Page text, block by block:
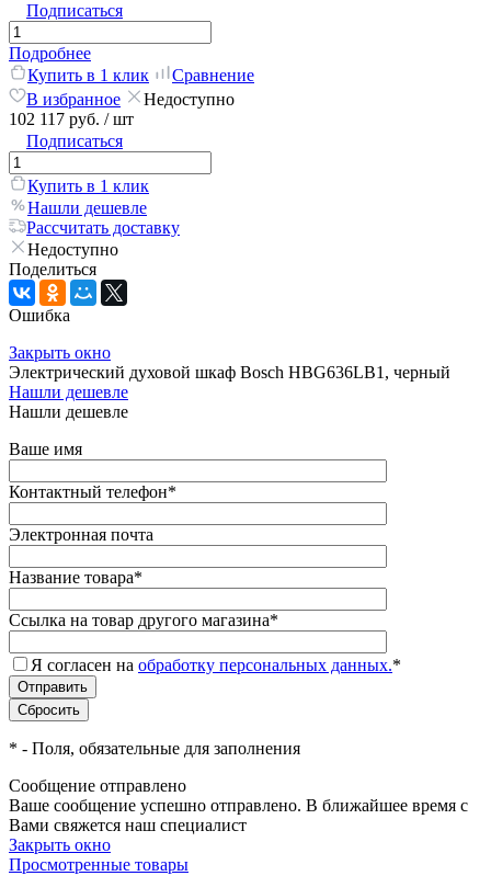
Подписаться
Подробнее
Купить в 1 клик
Сравнение
В избранное
Недоступно
102 117 руб. / шт
Подписаться
Купить в 1 клик
Нашли дешевле
Рассчитать доставку
Недоступно
Поделиться
Ошибка
Закрыть окно
Электрический духовой шкаф Bosch HBG636LB1, черный
Нашли дешевле
Нашли дешевле
Ваше имя
Контактный телефон*
Электронная почта
Название товара*
Ссылка на товар другого магазина*
Я согласен на обработку персональных данных.*
* - Поля, обязательные для заполнения
Сообщение отправлено
Ваше сообщение успешно отправлено. В ближайшее время с
Вами свяжется наш специалист
Закрыть окно
Просмотренные товары